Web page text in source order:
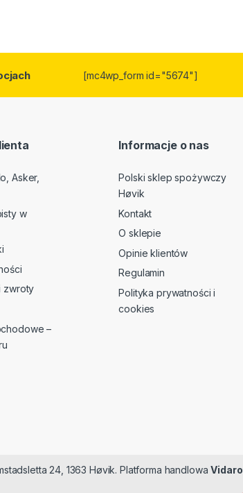
[mc4wp_form id="5674"]
Asker,
w
zwroty
–
Informacje o nas
Polski sklep spożywczy
Høvik
Kontakt
O sklepie
Opinie klientów
Regulamin
Polityka prywatności i
cookies
24, 1363 Høvik. Platforma handlowaVidaro